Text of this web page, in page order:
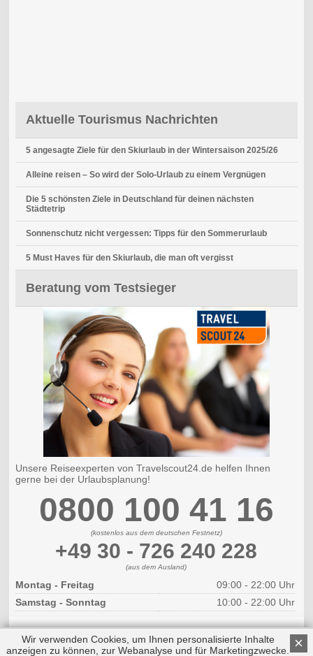
Aktuelle Tourismus Nachrichten
5 angesagte Ziele für den Skiurlaub in der Wintersaison 2025/26
Alleine reisen – So wird der Solo-Urlaub zu einem Vergnügen
Die 5 schönsten Ziele in Deutschland für deinen nächsten
Städtetrip
Sonnenschutz nicht vergessen: Tipps für den Sommerurlaub
5 Must Haves für den Skiurlaub, die man oft vergisst
Beratung vom Testsieger
Unsere Reiseexperten von Travelscout24.de helfen Ihnen
gerne bei der Urlaubsplanung!
0800 100 41 16
(kostenlos aus dem deutschen Festnetz)
+49 30 - 726 240 228
(aus dem Ausland)
Montag - Freitag
09:00 - 22:00 Uhr
Samstag - Sonntag
10:00 - 22:00 Uhr
×
Wir verwenden Cookies, um Ihnen personalisierte Inhalte
anzeigen zu können, zur Webanalyse und für Marketingzwecke.